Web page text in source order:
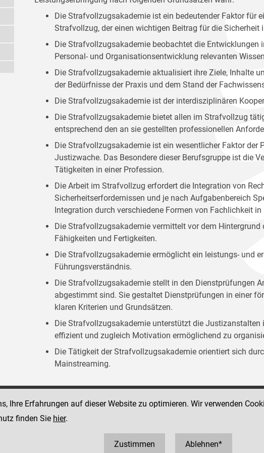
Die Strafvollzugsakademie ist ein bedeutender Faktor für
Strafvollzug, der einen wichtigen Beitrag für die Sicherheit
Die Strafvollzugsakademie beobachtet die
Personal- und Organisationsentwicklung relevanten
Die Strafvollzugsakademie aktualisiert ihre Ziele, Inhalte
der Bedürfnisse der Praxis und dem Stand der
Die Strafvollzugsakademie ist der interdisziplinären
Die Strafvollzugsakademie bietet allen im Strafvollzug
entsprechend den an sie gestellten professionellen
Die Strafvollzugsakademie ist ein wesentlicher Faktor
Justizwache. Das Besondere dieser Berufsgruppe ist die
Tätigkeiten in einer Profession.
Die Arbeit im Strafvollzug erfordert die Integration von
Sicherheitserfordernissen und je nach Aufgabenbereich
Integration durch verschiedene Formen von Fachlichkeit
Die Strafvollzugsakademie vermittelt vor dem
Fähigkeiten und Fertigkeiten.
Die Strafvollzugsakademie ermöglicht ein leistungs- und
Führungsverständnis.
Die Strafvollzugsakademie stellt in den Dienstprüfungen
abgestimmt sind. Sie gestaltet Dienstprüfungen in einer
klaren Kriterien und Grundsätzen.
Die Strafvollzugsakademie unterstützt die
effizient und zugleich Motivation ermöglichend zu
Die Tätigkeit der Strafvollzugsakademie orientiert sich
Mainstreaming.
1080 Wien
Wickenburggasse 12
Telefon: +43 1 40403 358810
Social Media Kanäle
Ihre Erfahrungen auf dieser Website zu optimieren. Wir verwenden
finden Sie hier.
Zustimmen Ablehnen*